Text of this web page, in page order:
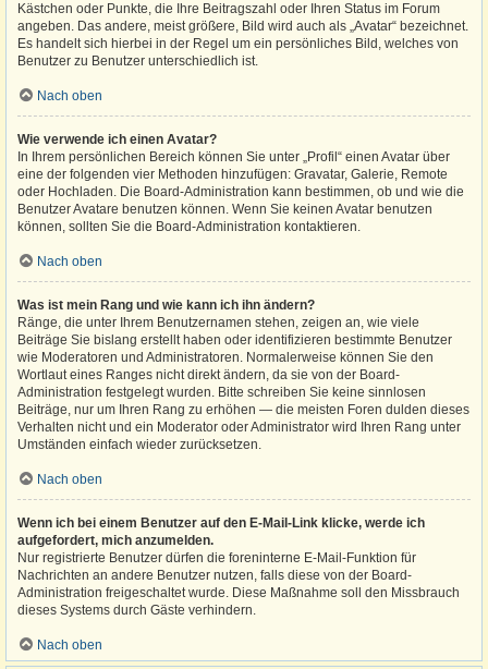
Kästchen oder Punkte, die Ihre Beitragszahl oder Ihren Status im Forum
angeben. Das andere, meist größere, Bild wird auch als „Avatar“ bezeichnet.
Es handelt sich hierbei in der Regel um ein persönliches Bild, welches von
Benutzer zu Benutzer unterschiedlich ist.
Nach oben
Wie verwende ich einen Avatar?
In Ihrem persönlichen Bereich können Sie unter „Profil“ einen Avatar über
eine der folgenden vier Methoden hinzufügen: Gravatar, Galerie, Remote
oder Hochladen. Die Board-Administration kann bestimmen, ob und wie die
Benutzer Avatare benutzen können. Wenn Sie keinen Avatar benutzen
können, sollten Sie die Board-Administration kontaktieren.
Nach oben
Was ist mein Rang und wie kann ich ihn ändern?
Ränge, die unter Ihrem Benutzernamen stehen, zeigen an, wie viele
Beiträge Sie bislang erstellt haben oder identifizieren bestimmte Benutzer
wie Moderatoren und Administratoren. Normalerweise können Sie den
Wortlaut eines Ranges nicht direkt ändern, da sie von der Board-
Administration festgelegt wurden. Bitte schreiben Sie keine sinnlosen
Beiträge, nur um Ihren Rang zu erhöhen — die meisten Foren dulden dieses
Verhalten nicht und ein Moderator oder Administrator wird Ihren Rang unter
Umständen einfach wieder zurücksetzen.
Nach oben
Wenn ich bei einem Benutzer auf den E-Mail-Link klicke, werde ich
aufgefordert, mich anzumelden.
Nur registrierte Benutzer dürfen die foreninterne E-Mail-Funktion für
Nachrichten an andere Benutzer nutzen, falls diese von der Board-
Administration freigeschaltet wurde. Diese Maßnahme soll den Missbrauch
dieses Systems durch Gäste verhindern.
Nach oben